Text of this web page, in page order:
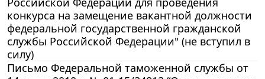
конкурса на замещение вакантной должности
федеральной государственной гражданской
службы Российской Федерации" (не вступил в
силу)
Письмо Федеральной таможенной службы от